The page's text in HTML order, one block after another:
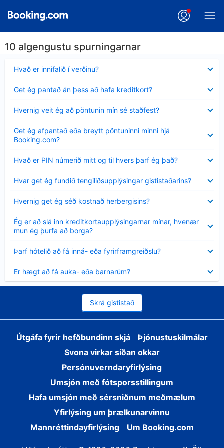
10 algengustu spurningarnar
Hvað er innifalið í verðinu?
sýnt
Get ég pantað án þess að hafa kreditkort?
sýnt
Hvernig veit ég að pöntunin mín sé staðfest?
sýnt
Get ég afpantað eða breytt pöntuninni minni hjá
Booking.com?
sýnt
Hvað er PIN númerið mitt og til hvers þarf ég það?
sýnt
Hvar get ég fundið tengiliðsupplýsingar gististaðarins?
sýnt
Hvernig get ég séð kostnað herbergisins?
sýnt
Ég er að slá inn kreditkortaupplýsingarnar mínar, hvenær
mun ég þurfa að borga?
Minna
sýnt
Þarf hótelið að fá inná- eða fyrirframgreiðslu?
sýnt
Er hægt að fá auka- eða barnarúm?
sýnt
Skrá gististað
Útgáfa fyrir hefðbundinn skjá
Þjónustuskilmálar
Svona virkar síðan okkar
Persónuverndaryfirlýsing
Umsjón með fótsporsstillingum
Hafa umsjón með sérsniðnum meðmælum
Yfirlýsing um þrælkunarvinnu
Mannréttindayfirlýsing
Um Booking.com